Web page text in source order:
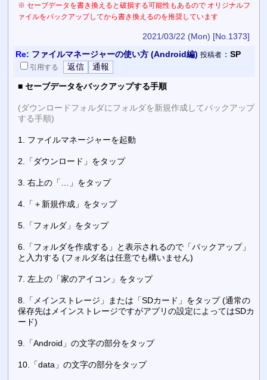
※ セーブデータを書き換えると破損する可能性もあるので オリジナルフ
ァイルをバックアップしてから書き換えるのを推奨しています
2021/03/22 (Mon) [No.1373]
Re: ファイルマネージャーの使い方 (Android編) 投稿者： SP
引用する
■ セーブデータをバックアップする手順
(ダウンロードフォルダにフォルダを新規作成してバックアップ
する手順)
1. ファイルマネージャーを起動
2.「ダウンロード」をタップ
3. 右上の「…」をタップ
4.「＋新規作成」をタップ
5.「フォルダ」をタップ
6.「フォルダを作成する」と表示されるので「バックアップ」
と入力する (フォルダ名は任意でも構いません)
7. 左上の「家のアイコン」をタップ
8.「メインストレージ」または「SDカード」をタップ (通常の
保存先はメインストレージですがアプリの設定によってはSDカ
ード)
9.「Android」の文字の部分をタップ
10.「data」の文字の部分をタップ